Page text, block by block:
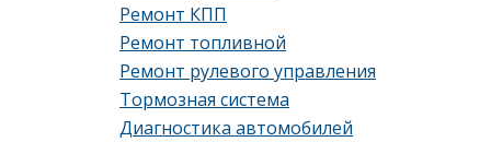
Ремонт КПП
Ремонт топливной
Ремонт рулевого управления
Тормозная система
Диагностика автомобилей